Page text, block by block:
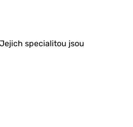
specialitou jsou